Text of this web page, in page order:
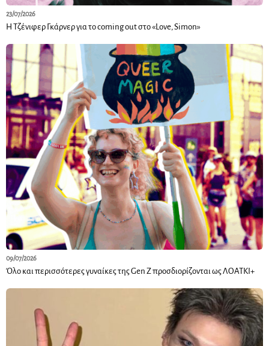
23/07/2026
Η Τζένιφερ Γκάρνερ για το coming out στο «Love, Simon»
09/07/2026
Όλο και περισσότερες γυναίκες της Gen Z προσδιορίζονται ως ΛΟΑΤΚΙ+